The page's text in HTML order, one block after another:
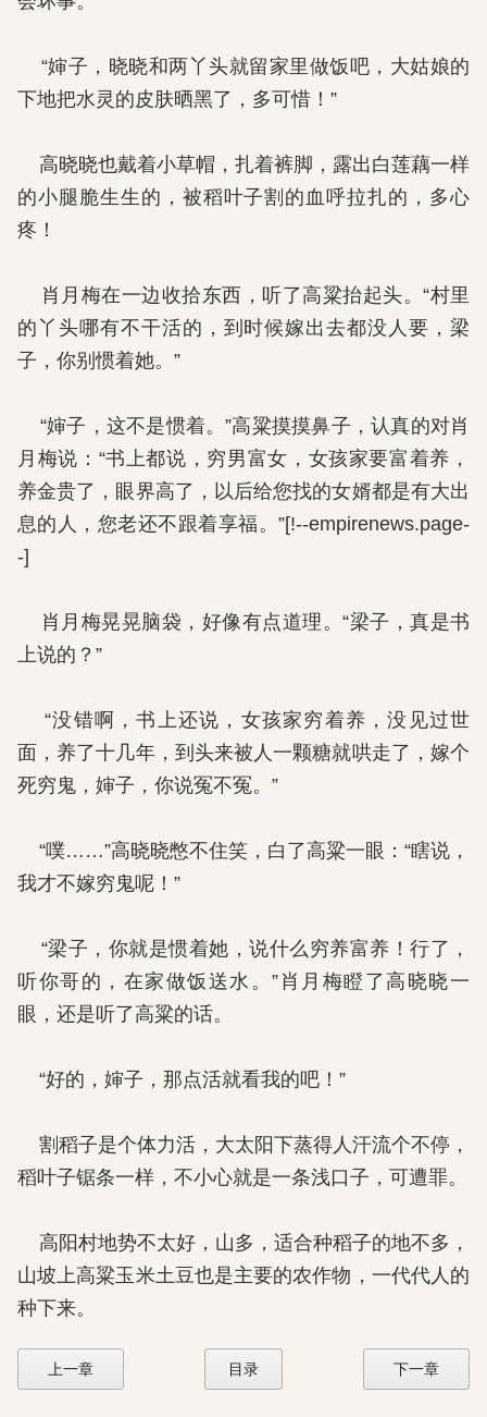
“婶子，晓晓和两丫头就留家里做饭吧，大姑娘的
下地把水灵的皮肤晒黑了，多可惜！”
高晓晓也戴着小草帽，扎着裤脚，露出白莲藕一样
的小腿脆生生的，被稻叶子割的血呼拉扎的，多心
疼！
肖月梅在一边收拾东西，听了高粱抬起头。“村里
的丫头哪有不干活的，到时候嫁出去都没人要，梁
子，你别惯着她。”
“婶子，这不是惯着。”高粱摸摸鼻子，认真的对肖
月梅说：“书上都说，穷男富女，女孩家要富着养，
养金贵了，眼界高了，以后给您找的女婿都是有大出
息的人，您老还不跟着享福。”[!--empirenews.page-
-]
肖月梅晃晃脑袋，好像有点道理。“梁子，真是书
上说的？”
“没错啊，书上还说，女孩家穷着养，没见过世
面，养了十几年，到头来被人一颗糖就哄走了，嫁个
死穷鬼，婶子，你说冤不冤。”
“噗……”高晓晓憋不住笑，白了高粱一眼：“瞎说，
我才不嫁穷鬼呢！”
“梁子，你就是惯着她，说什么穷养富养！行了，
听你哥的，在家做饭送水。”肖月梅瞪了高晓晓一
眼，还是听了高粱的话。
“好的，婶子，那点活就看我的吧！”
割稻子是个体力活，大太阳下蒸得人汗流个不停，
稻叶子锯条一样，不小心就是一条浅口子，可遭罪。
高阳村地势不太好，山多，适合种稻子的地不多，
山坡上高粱玉米土豆也是主要的农作物，一代代人的
种下来。
上一章 目录 下一章